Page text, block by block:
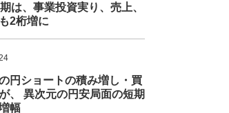
は、事業投資実り、売上、
2桁増に
円ショートの積み増し・買
、 異次元の円安局面の短期
幅